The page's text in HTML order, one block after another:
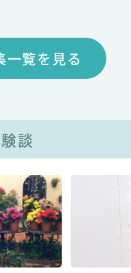
一覧を見る
談